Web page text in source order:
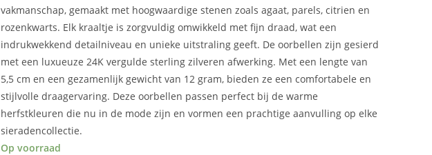
vakmanschap, gemaakt met hoogwaardige stenen zoals agaat, parels, citrien en
rozenkwarts. Elk kraaltje is zorgvuldig omwikkeld met fijn draad, wat een
indrukwekkend detailniveau en unieke uitstraling geeft. De oorbellen zijn gesierd
met een luxueuze 24K vergulde sterling zilveren afwerking. Met een lengte van
5,5 cm en een gezamenlijk gewicht van 12 gram, bieden ze een comfortabele en
stijlvolle draagervaring. Deze oorbellen passen perfect bij de warme
herfstkleuren die nu in de mode zijn en vormen een prachtige aanvulling op elke
sieradencollectie.
Op voorraad